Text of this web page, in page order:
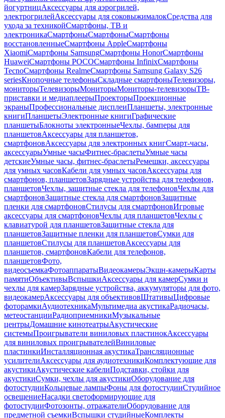
йогуртницАксессуары для аэрогрилей,
электрогрилейАксессуары для соковыжималокСредства для
ухода за техникойСмартфоны, ТВ и
электроникаСмартфоныСмартфоныСмартфоны
восстановленныеСмартфоны AppleСмартфоны
XiaomiСмартфоны SamsungСмартфоны HonorСмартфоны
HuaweiСмартфоны POCOСмартфоны InfinixСмартфоны
TecnoСмартфоны RealmeСмартфоны Samsung Galaxy S26
seriesКнопочные телефоныСкладные смартфоныТелевизоры,
мониторыТелевизорыМониторыМониторы-телевизорыТВ-
приставки и медиаплеерыПроекторыПроекционные
экраныПрофессиональные дисплеиПланшеты, электронные
книгиПланшетыЭлектронные книгиГрафические
планшетыБлокноты электронныеЧехлы, бамперы для
планшетовАксессуары для планшетов,
смартфоновАксессуары для электронных книгСмарт-часы,
аксессуарыУмные часыФитнес-браслетыУмные часы
детскиеУмные часы, фитнес-браслетыРемешки, аксессуары
для умных часовКабели для умных часовАксессуары для
смартфонов, планшетовЗарядные устройства для телефонов,
планшетовЧехлы, защитные стекла для телефоновЧехлы для
смартфоновЗащитные стекла для смартфоновЗащитные
пленки для смартфоновСтилусы для смартфоновИгровые
аксессуары для смартфоновЧехлы для планшетовЧехлы с
клавиатурой для планшетовЗащитные стекла для
планшетовЗащитные пленки для планшетовСумки для
планшетовСтилусы для планшетовАксессуары для
планшетов, смартфоновКабели для телефонов,
планшетовФото,
видеосъемкаФотоаппаратыВидеокамерыЭкшн-камерыКарты
памятиОбъективыВспышкиАксессуары для камерСумки и
чехлы для камерЗарядные устройства, аккумуляторы для фото,
видеокамерАксессуары для объективовШтативыЦифровые
фоторамкиАудиотехникаМультимедиа акустикаРадиочасы,
метеостанцииРадиоприемникиМузыкальные
центрыДомашние кинотеатрыАкустические
системыПроигрыватели виниловых пластинокАксессуары
для виниловых проигрывателейВиниловые
пластинкиИнсталляционная акустикаТрансляционные
усилителиАксессуары для аудиотехникиКомплектующие для
акустикиАкустические кабелиПодставки, стойки для
акустикиСумки, чехлы для акустикиОборудование для
фотостудииКольцевые лампыФоны для фотостудииСтудийное
освещениеНасадки светоформирующие для
фотостудииФотозонты, отражателиОборудование для
предметной съемкиВспышки студийныеКомплекты